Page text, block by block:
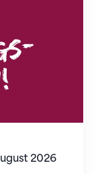
2026